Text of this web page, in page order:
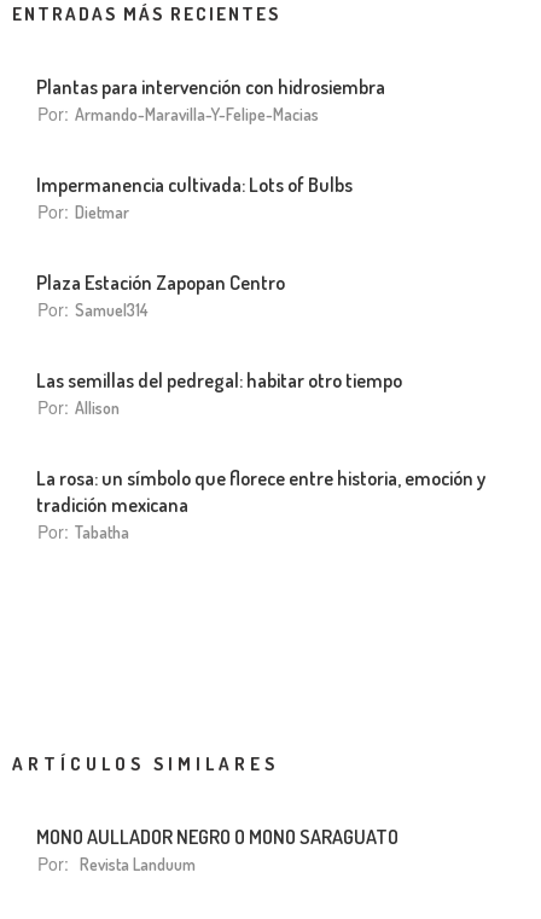
ENTRADAS MÁS RECIENTES
Plantas para intervención con hidrosiembra
Por: Armando-Maravilla-Y-Felipe-Macias
Impermanencia cultivada: Lots of Bulbs
Por: Dietmar
Plaza Estación Zapopan Centro
Por: Samuel314
Las semillas del pedregal: habitar otro tiempo
Por: Allison
La rosa: un símbolo que florece entre historia, emoción y
tradición mexicana
Por: Tabatha
ARTÍCULOS SIMILARES
MONO AULLADOR NEGRO O MONO SARAGUATO
Por: Revista Landuum